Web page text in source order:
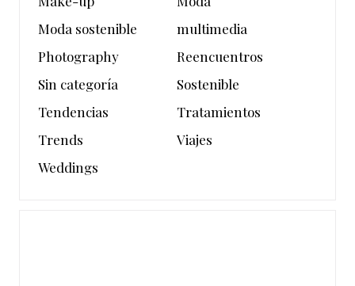
Moda sostenible
multimedia
Photography
Reencuentros
Sin categoría
Sostenible
Tendencias
Tratamientos
Trends
Viajes
Weddings